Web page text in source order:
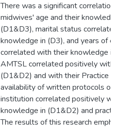
There was a significant
midwives' age and their
(D1&D3), marital status
knowledge in (D3), and years of
correlated with their knowledge in
AMTSL correlated positively with
(D1&D2) and with their Practice
availability of written protocols on
institution correlated positively
knowledge in (D1&D2) and
The results of this research